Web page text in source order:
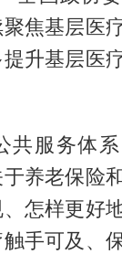
焦基层医
升基层医
共服务体
养老保险
怎样更好
手可及、